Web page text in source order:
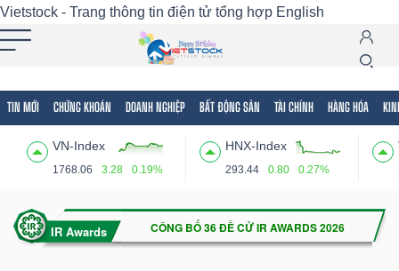
Vietstock - Trang thông tin điện tử tổng hợp English
TIN MỚI CHỨNG KHOÁN DOANH NGHIỆP BẤT ĐỘNG SẢN TÀI CHÍNH HÀNG HÓA
VN-Index
1768.06 3.28 0.19%
HNX-Index
293.44 0.80 0.27%
Tất cả Tính năng Ngành Mã chứng khoán
Tính
(-)
VIETSTOCK